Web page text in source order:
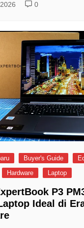
0
Buyer's Guide
Hardware Laptop
P3
Ideal di